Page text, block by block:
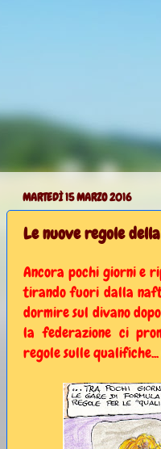
MARTEDÌ 15 MARZO 2016
Le nuove regole della
Ancora pochi giorni e
tirando fuori dalla
dormire sul divano
la federazione ci
regole sulle